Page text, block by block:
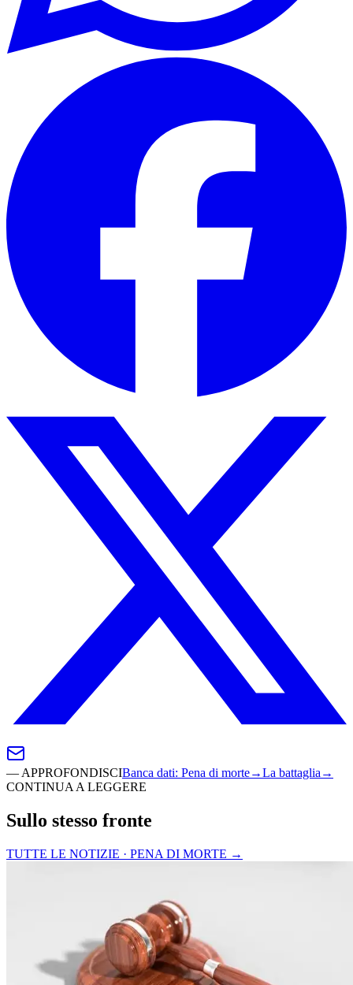
— APPROFONDISCIBanca dati: Pena di morte→La battaglia →
CONTINUA A LEGGERE
Sullo stesso fronte
TUTTE LE NOTIZIE · PENA DI MORTE →